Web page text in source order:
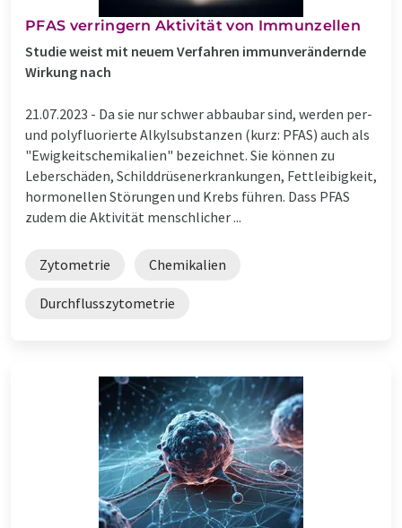
PFAS verringern Aktivität von Immunzellen
Studie weist mit neuem Verfahren immunverändernde
Wirkung nach
21.07.2023 - Da sie nur schwer abbaubar sind, werden per-
und polyfluorierte Alkylsubstanzen (kurz: PFAS) auch als
"Ewigkeitschemikalien" bezeichnet. Sie können zu
Leberschäden, Schilddrüsenerkrankungen, Fettleibigkeit,
hormonellen Störungen und Krebs führen. Dass PFAS
zudem die Aktivität menschlicher ...
Zytometrie Chemikalien
Durchflusszytometrie